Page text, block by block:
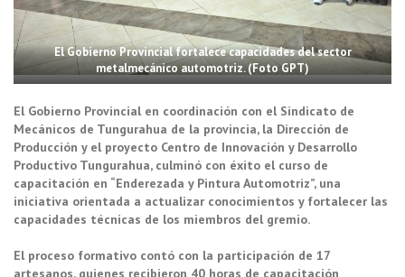
El Gobierno Provincial fortalece capacidades del sector
metalmecánico automotriz. (Foto GPT)
El Gobierno Provincial en coordinación con el Sindicato de
Mecánicos de Tungurahua de la provincia, la Dirección de
Producción y el proyecto Centro de Innovación y Desarrollo
Productivo Tungurahua, culminó con éxito el curso de
capacitación en “Enderezada y Pintura Automotriz”, una
iniciativa orientada a actualizar conocimientos y fortalecer las
capacidades técnicas de los miembros del gremio.
El proceso formativo contó con la participación de 17
artesanos, quienes recibieron 40 horas de capacitación